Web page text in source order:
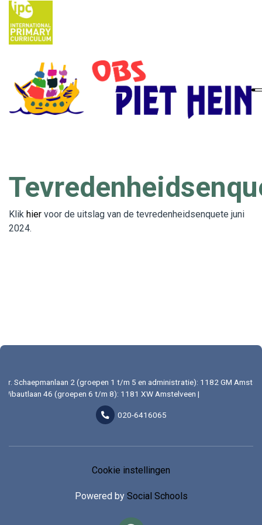
Home
Ouders
IPC
Contact
Klik hier voor de uitslag van de tevredenheidsenquete juni
2024.
Dr. Schaepmanlaan 2 (groepen 1 t/m 5 en administratie): 1182 GM
Wibautlaan 46 (groepen 6 t/m 8): 1181 XW Amstelveen |
020-6416065
Cookie instellingen
Powered by Social Schools